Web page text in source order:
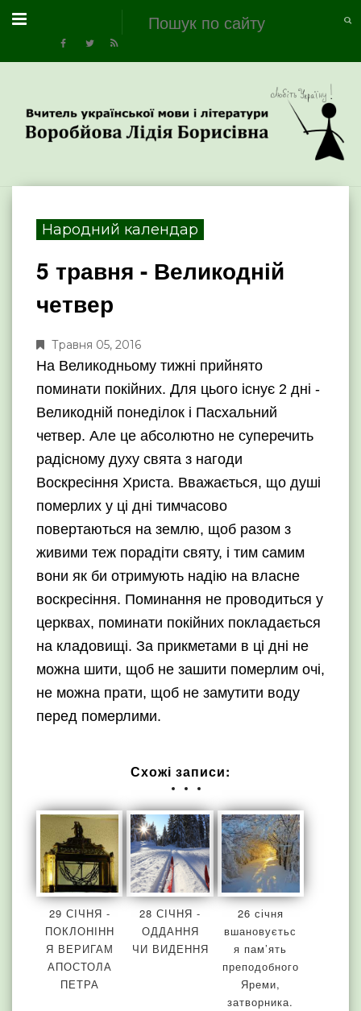
Народний календар
5 травня - Великодній
четвер
Травня 05, 2016
На Великодньому тижні прийнято
поминати покійних. Для цього існує 2 дні -
Великодній понеділок і Пасхальний
четвер. Але це абсолютно не суперечить
радісному духу свята з нагоди
Воскресіння Христа. Вважається, що душі
померлих у ці дні тимчасово
повертаються на землю, щоб разом з
живими теж порадіти святу, і тим самим
вони як би отримують надію на власне
воскресіння. Поминання не проводиться у
церквах, поминати покійних покладається
на кладовищі. За прикметами в ці дні не
можна шити, щоб не зашити померлим очі,
не можна прати, щоб не замутити воду
перед померлими.
Схожі записи:
29 СІЧНЯ -
ПОКЛОНІНН
Я ВЕРИГАМ
АПОСТОЛА
ПЕТРА
28 СІЧНЯ -
ОДДАННЯ
ЧИ ВИДЕННЯ
26 січня
вшановуєтьс
я пам’ять
преподобного
Яреми,
затворника.